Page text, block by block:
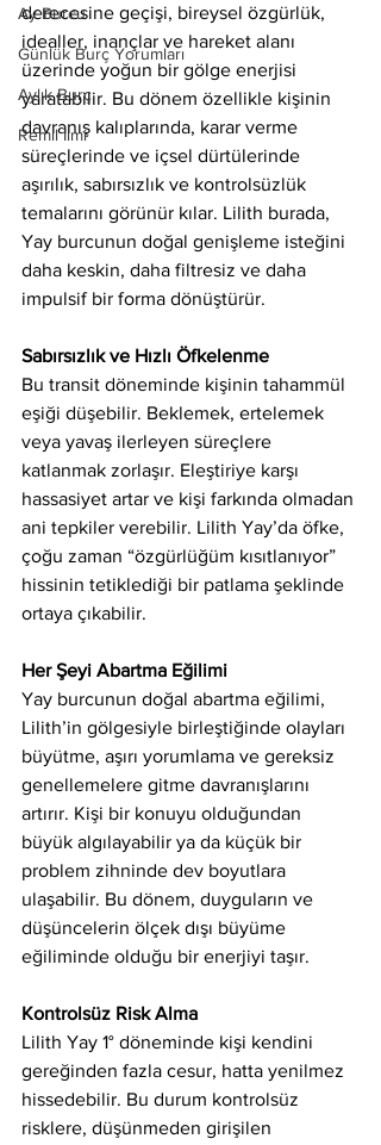
Ay Burcu
Günlük Burç Yorumları
Aylık Burç
Remil İlmi
derecesine geçişi, bireysel özgürlük,
idealler, inançlar ve hareket alanı
üzerinde yoğun bir gölge enerjisi
yaratabilir. Bu dönem özellikle kişinin
davranış kalıplarında, karar verme
süreçlerinde ve içsel dürtülerinde
aşırılık, sabırsızlık ve kontrolsüzlük
temalarını görünür kılar. Lilith burada,
Yay burcunun doğal genişleme isteğini
daha keskin, daha filtresiz ve daha
impulsif bir forma dönüştürür.
Sabırsızlık ve Hızlı Öfkelenme
Bu transit döneminde kişinin tahammül
eşiği düşebilir. Beklemek, ertelemek
veya yavaş ilerleyen süreçlere
katlanmak zorlaşır. Eleştiriye karşı
hassasiyet artar ve kişi farkında olmadan
ani tepkiler verebilir. Lilith Yay’da öfke,
çoğu zaman “özgürlüğüm kısıtlanıyor”
hissinin tetiklediği bir patlama şeklinde
ortaya çıkabilir.
Her Şeyi Abartma Eğilimi
Yay burcunun doğal abartma eğilimi,
Lilith’in gölgesiyle birleştiğinde olayları
büyütme, aşırı yorumlama ve gereksiz
genellemelere gitme davranışlarını
artırır. Kişi bir konuyu olduğundan
büyük algılayabilir ya da küçük bir
problem zihninde dev boyutlara
ulaşabilir. Bu dönem, duyguların ve
düşüncelerin ölçek dışı büyüme
eğiliminde olduğu bir enerjiyi taşır.
Kontrolsüz Risk Alma
Lilith Yay 1° döneminde kişi kendini
gereğinden fazla cesur, hatta yenilmez
hissedebilir. Bu durum kontrolsüz
risklere, düşünmeden girişilen